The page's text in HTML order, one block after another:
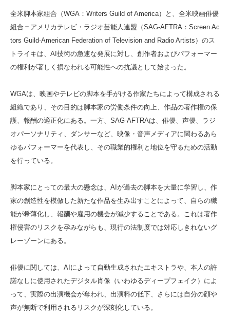
全米脚本家組合（WGA：Writers Guild of America）と、全米映画俳優
組合＝アメリカテレビ・ラジオ芸能人連盟（SAG-AFTRA：Screen Ac
tors Guild‐American Federation of Television and Radio Artists）のス
トライキは、AI技術の急速な発展に対し、創作者およびパフォーマー
の権利が著しく損なわれる可能性への抗議として始まった。
WGAは、映画やテレビの脚本を手がける作家たちによって構成される
組織であり、その目的は脚本家の労働条件の向上、作品の著作権の保
護、報酬の適正化にある。一方、SAG-AFTRAは、俳優、声優、ラジ
オパーソナリティ、ダンサーなど、映像・音声メディアに関わるあら
ゆるパフォーマーを代表し、その職業的権利と地位を守るための活動
を行っている。
脚本家にとっての最大の懸念は、AIが過去の脚本を大量に学習し、作
家の創造性を模倣した新たな作品を生み出すことによって、自らの職
能が希薄化し、報酬や雇用の機会が減少することである。これは著作
権侵害のリスクを孕みながらも、現行の法制度では対応しきれないグ
レーゾーンにある。
俳優に関しては、AIによって自動生成されたエキストラや、本人の許
諾なしに使用されたデジタル肖像（いわゆるディープフェイク）によ
って、実際の出演機会が奪われ、出演料の低下、さらには自分の顔や
声が無断で利用されるリスクが深刻化している。